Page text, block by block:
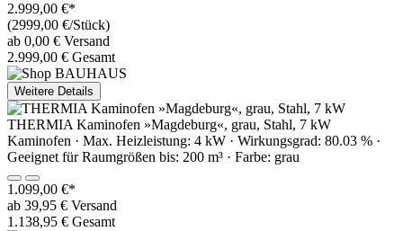
2.999,00 €*
(2999,00 €/Stück)
ab 0,00 € Versand
2.999,00 € Gesamt
Weitere Details
THERMIA Kaminofen »Magdeburg«, grau, Stahl, 7 kW
Kaminofen · Max. Heizleistung: 4 kW · Wirkungsgrad: 80.03 % ·
Geeignet für Raumgrößen bis: 200 m³ · Farbe: grau
1.099,00 €*
ab 39,95 € Versand
1.138,95 € Gesamt